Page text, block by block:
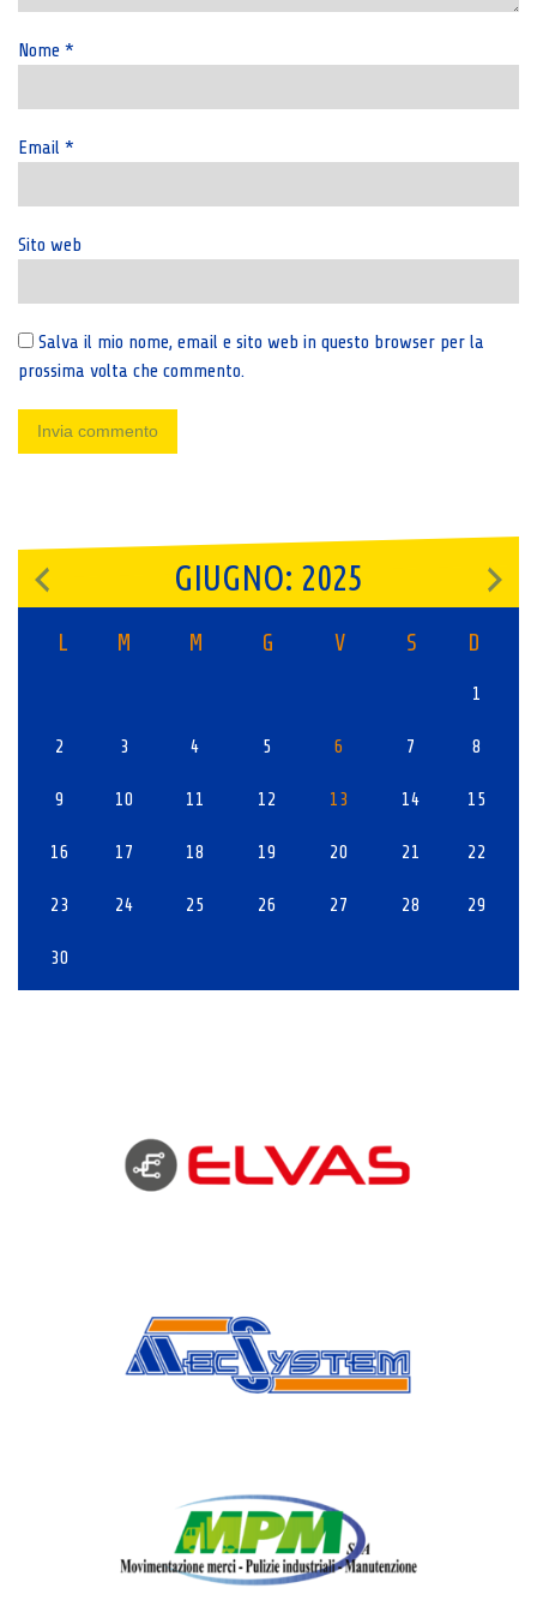
Nome *
Email *
Sito web
Salva il mio nome, email e sito web in questo browser per la
prossima volta che commento.
GIUGNO: 2025
L M M G V S D
1
2 3 4 5 6 7 8
9 10 11 12 13 14 15
16 17 18 19 20 21 22
23 24 25 26 27 28 29
30